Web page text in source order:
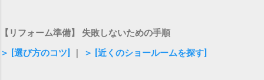
【リフォーム準備】 失敗しないための手順
＞ [選び方のコツ]
＞ [近くのショールームを探す]